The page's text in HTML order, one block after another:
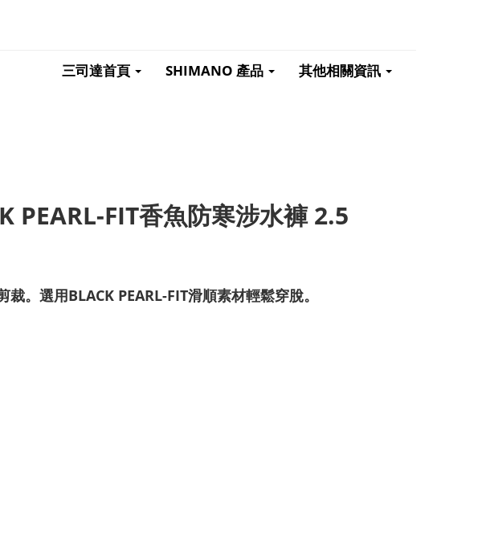
三司達首頁 SHIMANO 產品 其他相關資訊
PEARL-FIT香魚防寒涉水褲 2.5
。選用BLACK PEARL-FIT滑順素材輕鬆穿脫。